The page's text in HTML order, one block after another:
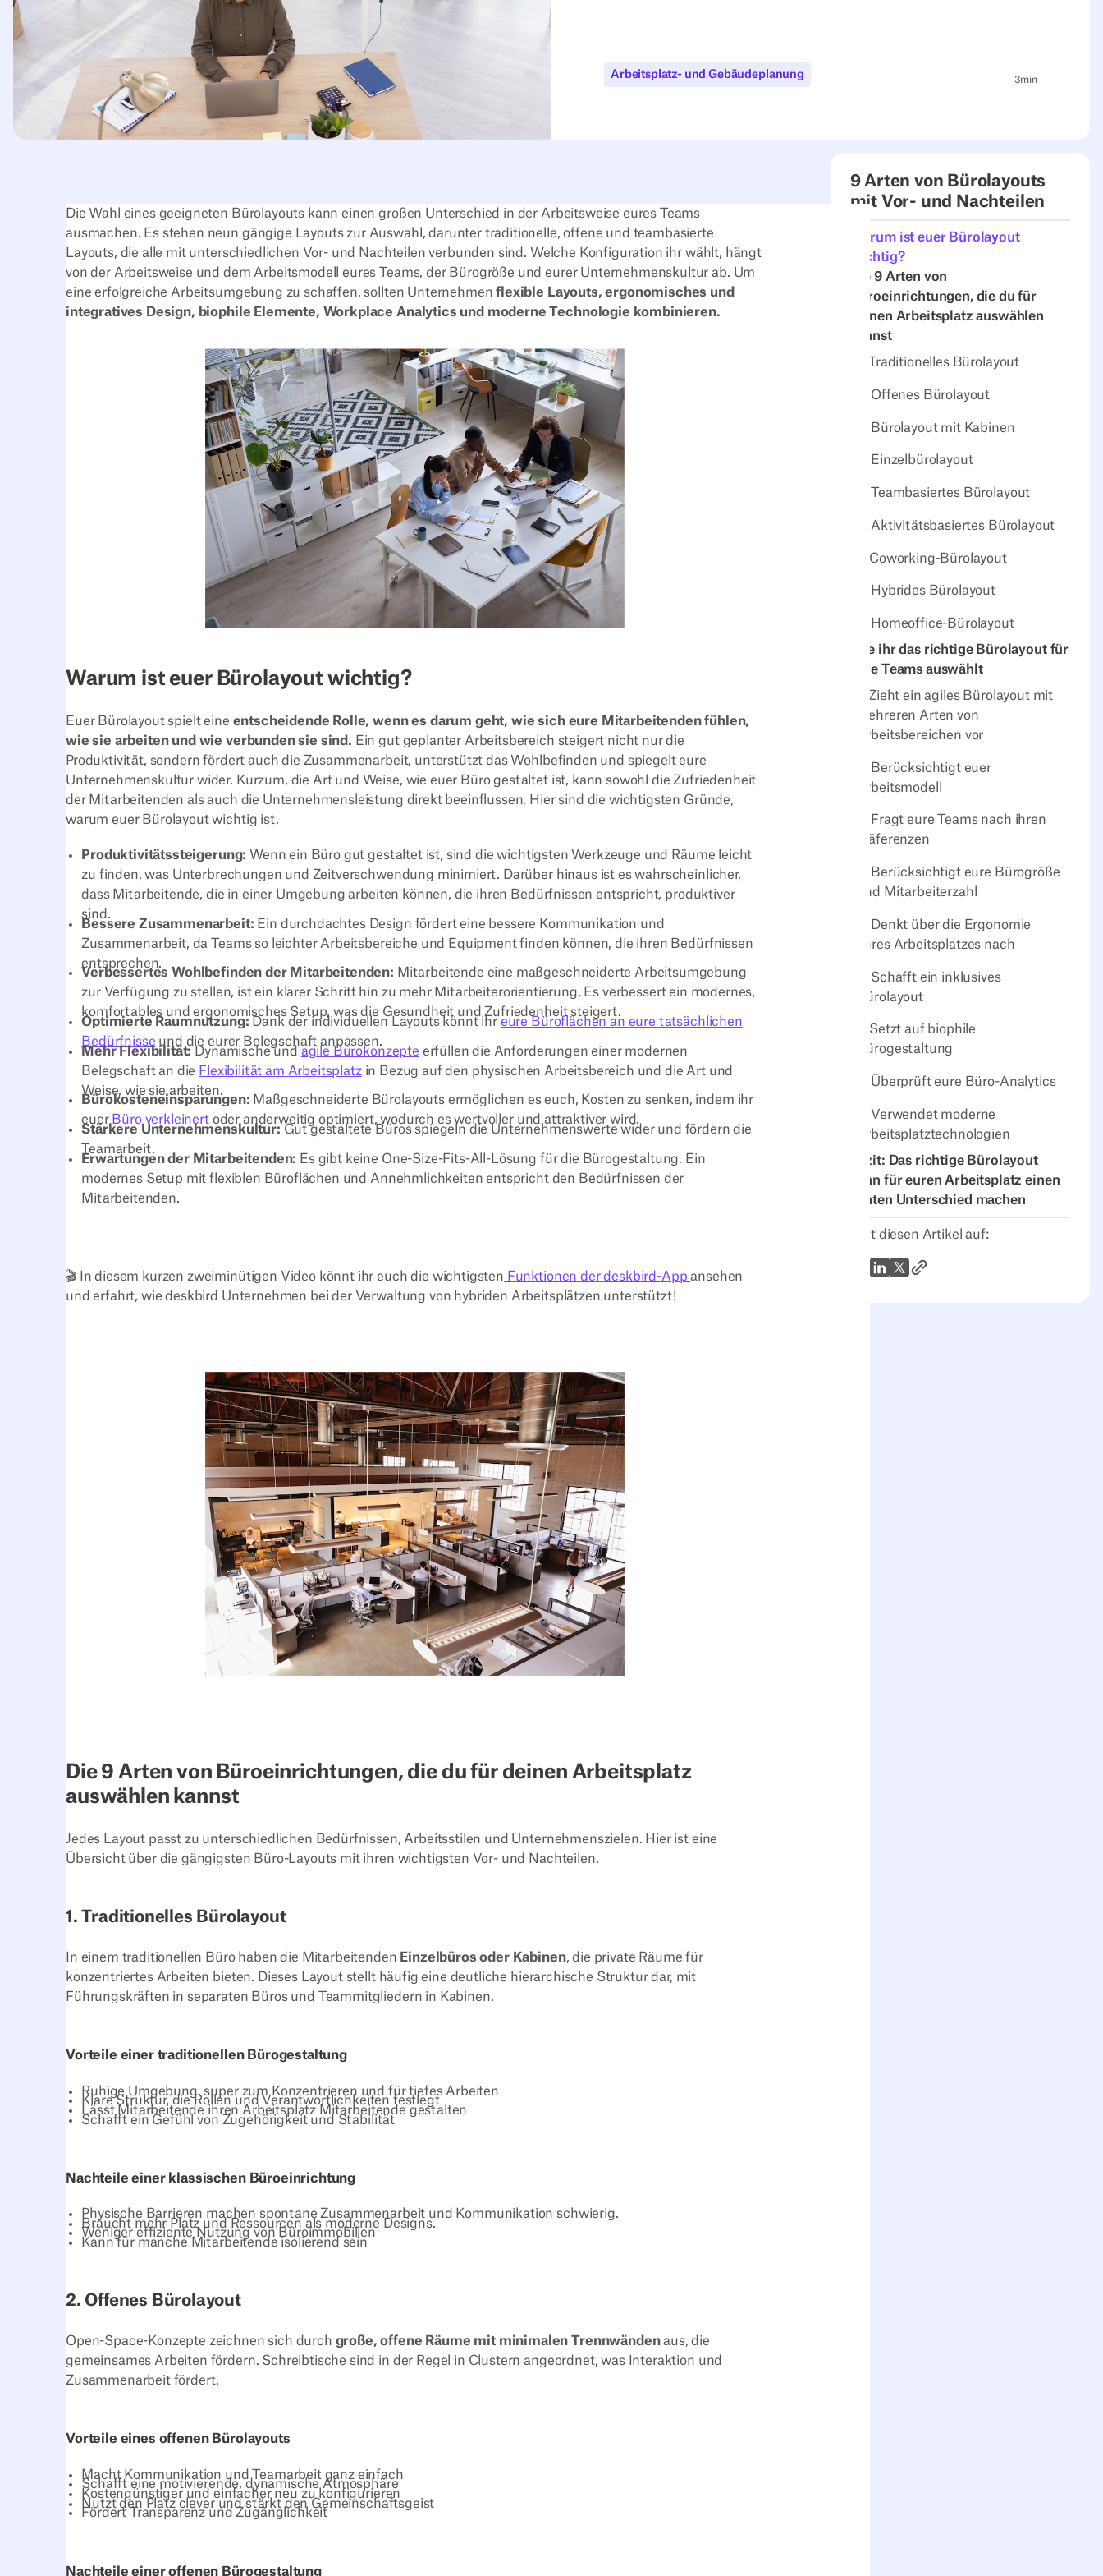
Arbeitsplatz- und Gebäudeplanung 3min
9 Arten von Bürolayouts
mit Vor- und Nachteilen
Warum ist euer Bürolayout
wichtig?
Die 9 Arten von
Büroeinrichtungen, die du für
deinen Arbeitsplatz auswählen
kannst
1. Traditionelles Bürolayout
2. Offenes Bürolayout
3. Bürolayout mit Kabinen
4. Einzelbürolayout
5. Teambasiertes Bürolayout
6. Aktivitätsbasiertes Bürolayout
7. Coworking-Bürolayout
8. Hybrides Bürolayout
9. Homeoffice-Bürolayout
Wie ihr das richtige Bürolayout für
eure Teams auswählt
1. Zieht ein agiles Bürolayout mit
mehreren Arten von
Arbeitsbereichen vor
2. Berücksichtigt euer
Arbeitsmodell
3. Fragt eure Teams nach ihren
Präferenzen
4. Berücksichtigt eure Bürogröße
und Mitarbeiterzahl
5. Denkt über die Ergonomie
eures Arbeitsplatzes nach
6. Schafft ein inklusives
Bürolayout
7. Setzt auf biophile
Bürogestaltung
8. Überprüft eure Büro-Analytics
9. Verwendet moderne
Arbeitsplatztechnologien
Fazit: Das richtige Bürolayout
kann für euren Arbeitsplatz einen
echten Unterschied machen
Teilt diesen Artikel auf:
WhatsApp
LinkedIn
X (Twitter)
Link zum Artikel
Die Wahl eines geeigneten Bürolayouts kann einen großen Unterschied in der Arbeitsweise eures Teams
ausmachen. Es stehen neun gängige Layouts zur Auswahl, darunter traditionelle, offene und teambasierte
Layouts, die alle mit unterschiedlichen Vor- und Nachteilen verbunden sind. Welche Konfiguration ihr wählt, hängt
von der Arbeitsweise und dem Arbeitsmodell eures Teams, der Bürogröße und eurer Unternehmenskultur ab. Um
eine erfolgreiche Arbeitsumgebung zu schaffen, sollten Unternehmenflexible Layouts, ergonomisches und
integratives Design, biophile Elemente, Workplace Analytics und moderne Technologie kombinieren.
Warum ist euer Bürolayout wichtig?
Euer Bürolayout spielt eine entscheidende Rolle, wenn es darum geht, wie sich eure Mitarbeitenden fühlen,
wie sie arbeiten und wie verbunden sie sind. Ein gut geplanter Arbeitsbereich steigert nicht nur die
Produktivität, sondern fördert auch die Zusammenarbeit, unterstützt das Wohlbefinden und spiegelt eure
Unternehmenskultur wider. Kurzum, die Art und Weise, wie euer Büro gestaltet ist, kann sowohl die Zufriedenheit
der Mitarbeitenden als auch die Unternehmensleistung direkt beeinflussen. Hier sind die wichtigsten Gründe,
warum euer Bürolayout wichtig ist.
Produktivitätssteigerung: Wenn ein Büro gut gestaltet ist, sind die wichtigsten Werkzeuge und Räume leicht
zu finden, was Unterbrechungen und Zeitverschwendung minimiert. Darüber hinaus ist es wahrscheinlicher,
dass Mitarbeitende, die in einer Umgebung arbeiten können, die ihren Bedürfnissen entspricht, produktiver
sind.
Bessere Zusammenarbeit: Ein durchdachtes Design fördert eine bessere Kommunikation und
Zusammenarbeit, da Teams so leichter Arbeitsbereiche und Equipment finden können, die ihren Bedürfnissen
entsprechen.
Verbessertes Wohlbefinden der Mitarbeitenden: Mitarbeitende eine maßgeschneiderte Arbeitsumgebung
zur Verfügung zu stellen, ist ein klarer Schritt hin zu mehr Mitarbeiterorientierung. Es verbessert ein modernes,
komfortables und ergonomisches Setup, was die Gesundheit und Zufriedenheit steigert.
Optimierte Raumnutzung: Dank der individuellen Layouts könnt ihr eure Büroflächen an eure tatsächlichen
Bedürfnisse und die eurer Belegschaft anpassen.
Mehr Flexibilität: Dynamische und agile Bürokonzepte erfüllen die Anforderungen einer modernen
Belegschaft an die Flexibilität am Arbeitsplatzin Bezug auf den physischen Arbeitsbereich und die Art und
Weise, wie sie arbeiten.
Bürokosteneinsparungen: Maßgeschneiderte Bürolayouts ermöglichen es euch, Kosten zu senken, indem ihr
euerBüro verkleinertoder anderweitig optimiert, wodurch es wertvoller und attraktiver wird.
Stärkere Unternehmenskultur: Gut gestaltete Büros spiegeln die Unternehmenswerte wider und fördern die
Teamarbeit.
Erwartungen der Mitarbeitenden: Es gibt keine One-Size-Fits-All-Lösung für die Bürogestaltung. Ein
modernes Setup mit flexiblen Büroflächen und Annehmlichkeiten entspricht den Bedürfnissen der
Mitarbeitenden.
🎬 In diesem kurzen zweiminütigen Video könnt ihr euch die wichtigsten Funktionen der deskbird-Appansehen
und erfahrt, wie deskbird Unternehmen bei der Verwaltung von hybriden Arbeitsplätzen unterstützt!
Die 9 Arten von Büroeinrichtungen, die du für deinen Arbeitsplatz
auswählen kannst
Jedes Layout passt zu unterschiedlichen Bedürfnissen, Arbeitsstilen und Unternehmenszielen. Hier ist eine
Übersicht über die gängigsten Büro-Layouts mit ihren wichtigsten Vor- und Nachteilen.
1. Traditionelles Bürolayout
In einem traditionellen Büro haben die Mitarbeitenden Einzelbüros oder Kabinen, die private Räume für
konzentriertes Arbeiten bieten. Dieses Layout stellt häufig eine deutliche hierarchische Struktur dar, mit
Führungskräften in separaten Büros und Teammitgliedern in Kabinen.
Vorteile einer traditionellen Bürogestaltung
Ruhige Umgebung, super zum Konzentrieren und für tiefes Arbeiten
Klare Struktur, die Rollen und Verantwortlichkeiten festlegt
Lässt Mitarbeitende ihren Arbeitsplatz Mitarbeitende gestalten
Schafft ein Gefühl von Zugehörigkeit und Stabilität
Nachteile einer klassischen Büroeinrichtung
Physische Barrieren machen spontane Zusammenarbeit und Kommunikation schwierig.
Braucht mehr Platz und Ressourcen als moderne Designs.
Weniger effiziente Nutzung von Büroimmobilien
Kann für manche Mitarbeitende isolierend sein
2. Offenes Bürolayout
Open-Space-Konzepte zeichnen sich durch große, offene Räume mit minimalen Trennwändenaus, die
gemeinsames Arbeiten fördern. Schreibtische sind in der Regel in Clustern angeordnet, was Interaktion und
Zusammenarbeit fördert.
Vorteile eines offenen Bürolayouts
Macht Kommunikation und Teamarbeit ganz einfach
Schafft eine motivierende, dynamische Atmosphäre
Kostengünstiger und einfacher neu zu konfigurieren
Nutzt den Platz clever und stärkt den Gemeinschaftsgeist
Fördert Transparenz und Zugänglichkeit
Nachteile einer offenen Bürogestaltung